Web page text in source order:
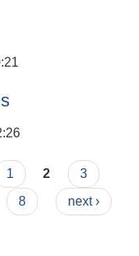
1 2
3
8
next ›